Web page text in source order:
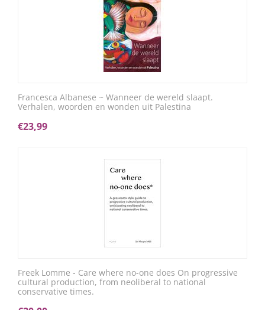
Francesca Albanese ~ Wanneer de wereld slaapt.
Verhalen, woorden en wonden uit Palestina
€23,99
Freek Lomme - Care where no-one does On progressive
cultural production, from neoliberal to national
conservative times.